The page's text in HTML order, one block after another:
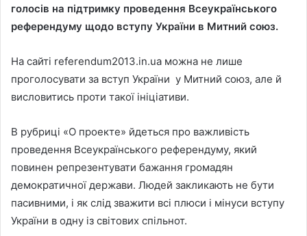
голосів на підтримку проведення Всеукраїнського
референдуму щодо вступу України в Митний союз.
На сайті referendum2013.in.ua можна не лише
проголосувати за вступ України у Митний союз, але й
висловитись проти такої ініціативи.
В рубриці «О проекте» йдеться про важливість
проведення Всеукраїнського референдуму, який
повинен репрезентувати бажання громадян
демократичної держави. Людей закликають не бути
пасивними, і як слід зважити всі плюси і мінуси вступу
України в одну із світових спільнот.